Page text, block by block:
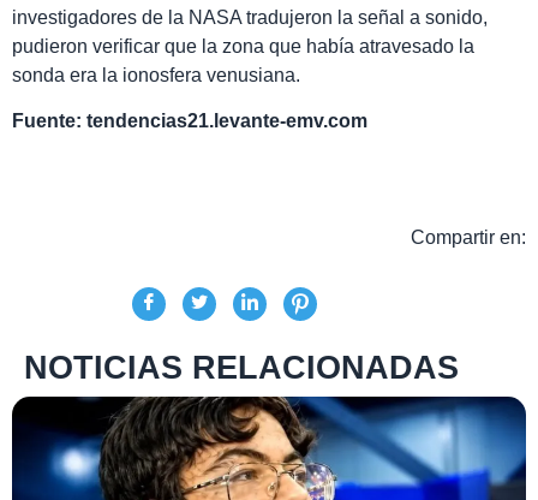
investigadores de la NASA tradujeron la señal a sonido,
pudieron verificar que la zona que había atravesado la
sonda era la ionosfera venusiana.
Fuente: tendencias21.levante-emv.com
Compartir en:
NOTICIAS RELACIONADAS